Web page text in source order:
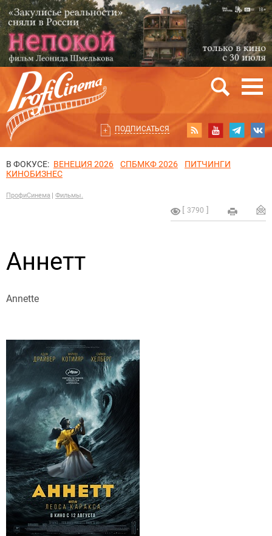
ПОДПИСАТЬСЯ
В ФОКУСЕ: ВЕНЕЦИЯ 2026 СПБМКФ 2026
ПИТЧИНГИ
КИНОБИЗНЕС
ПрофиСинема Фильмы.
3790
Аннетт
Annette